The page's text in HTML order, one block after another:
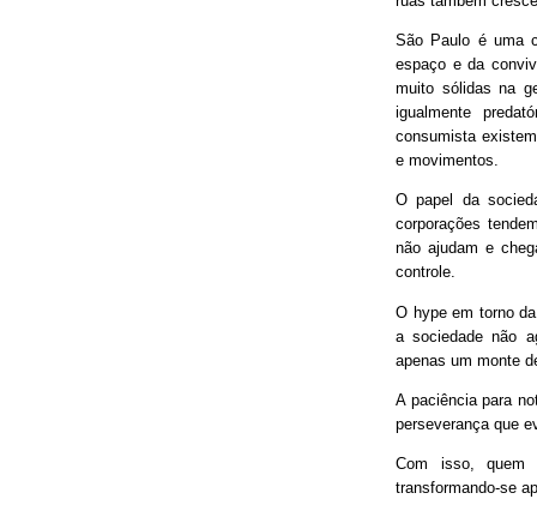
São Paulo é uma
espaço e da
muito sólidas na
igualmente
consumista
e movimentos.
O papel da
corporações
não ajudam e
controle.
O hype em torno
a sociedade não
apenas um monte
A paciência para
perseverança que
Com isso, quem
transformando-se